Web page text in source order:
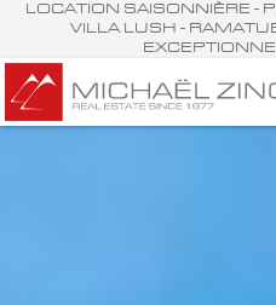
LOCATION SAISONNIÈRE -
VILLA LUSH -